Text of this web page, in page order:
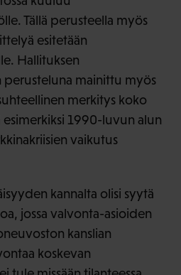
Tällä perusteella myös
esitetään
Hallituksen
perusteluna mainittu myös
merkitys koko
esimerkiksi 1990-luvun alun
vaikutus
kannalta olisi syytä
jossa valvonta-asioiden
kanslian
koskevan